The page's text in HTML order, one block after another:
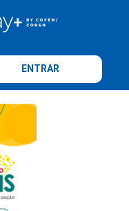
ENTRAR